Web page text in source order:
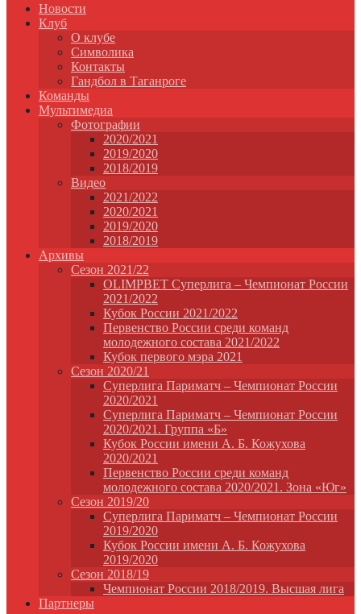
Новости
Клуб
О клубе
Символика
Контакты
Гандбол в Таганроге
Команды
Мультимедиа
Фотографии
2020/2021
2019/2020
2018/2019
Видео
2021/2022
2020/2021
2019/2020
2018/2019
Архивы
Сезон 2021/22
OLIMPBET Суперлига – Чемпионат России
2021/2022
Кубок России 2021/2022
Первенство России среди команд
молодежного состава 2021/2022
Кубок первого мэра 2021
Сезон 2020/21
Суперлига Париматч – Чемпионат России
2020/2021
Суперлига Париматч – Чемпионат России
2020/2021. Группа «Б»
Кубок России имени А. Б. Кожухова
2020/2021
Первенство России среди команд
молодежного состава 2020/2021. Зона «Юг»
Сезон 2019/20
Суперлига Париматч – Чемпионат России
2019/2020
Кубок России имени А. Б. Кожухова
2019/2020
Сезон 2018/19
Чемпионат России 2018/2019. Высшая лига
Партнеры